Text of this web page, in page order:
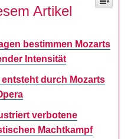
Artikel
bestimmen Mozarts
Intensität
durch Mozarts
verbotene
Machtkampf